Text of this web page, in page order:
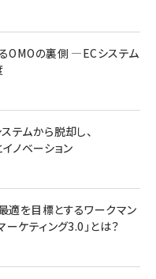
OMOの裏側 ―ECシステム
テムから脱却し、
ノベーション
適を目標とするワークマン
ケティング3.0」とは？